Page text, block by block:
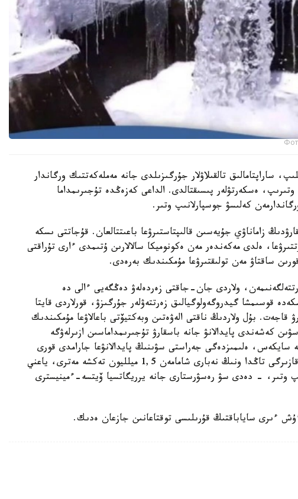
ساراپتامالىق تالقىلاۋلار جۇرگىزىلدى جانە مەملەكەتتىك ورگاندار
ەسكەرتۋلەر پىسىقتالدى. الداعى كەزەڭدە تۇجىرىمداما
كەلىسۋ جوسپارلانىپ وتىر.
زاماناۋي جۇيەسىن قالىپتاستىرۋعا باعىتتالعان. قۇجاتتى ىسكە
ەلدى مەكەندەر مەن ەكونوميكا سالالارىن ۇتىمدى ءارى تۇراقتى
ساقتاۋ مەن تولىقتىرۋعا مۇمكىندىك بەرەدى.
ولاردى جان-جاقتى زەردەلەۋ دەڭگەيى ءالى دە
قوسىمشا گيدروگەولوگيالىق زەرتتەۋلەر جۇرگىزۋ، قورلاردى قايتا
قاجەت. بۇل ولاردىڭ ناقتى الەۋەتىن وبەكتيۆتى باعالاۋعا مۇمكىندىك
كەشەندى پايدالانۋ جانە باسقارۋ تۇجىرىمداماسىن ازىرلەۋگە
سايكەس، ەلىمىزدەگى جەراستى سۋىنىڭ پايدالانۋعا جارامدى قورى
تاۋلىگىنە 43,2 ميلليون تەكشە مەتر. الايدا قازىرگى تاڭدا ونىڭ نەبارى شامامەن 1,5 ميلليون تەكشە مەترى، ياعني
پايدالانىلىپ وتىر، - دەدى سۋ رەسۋرستارى جانە يرريگاتسيا ۆيتسە-ءمينيسترى
ءىرى ساياباقتىڭ قۇرىلىسى توقتاعانىن جازعان ەدىك.